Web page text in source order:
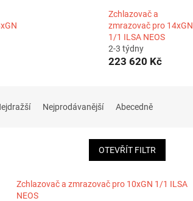
Zchlazovač a
zmrazovač pro 14xGN
1/1 ILSA NEOS
2-3 týdny
223 620 Kč
Nejprodávanější Abecedně
OTEVŘÍT FILTR
Zchlazovač a zmrazovač pro 10xGN 1/1 ILSA
NEOS